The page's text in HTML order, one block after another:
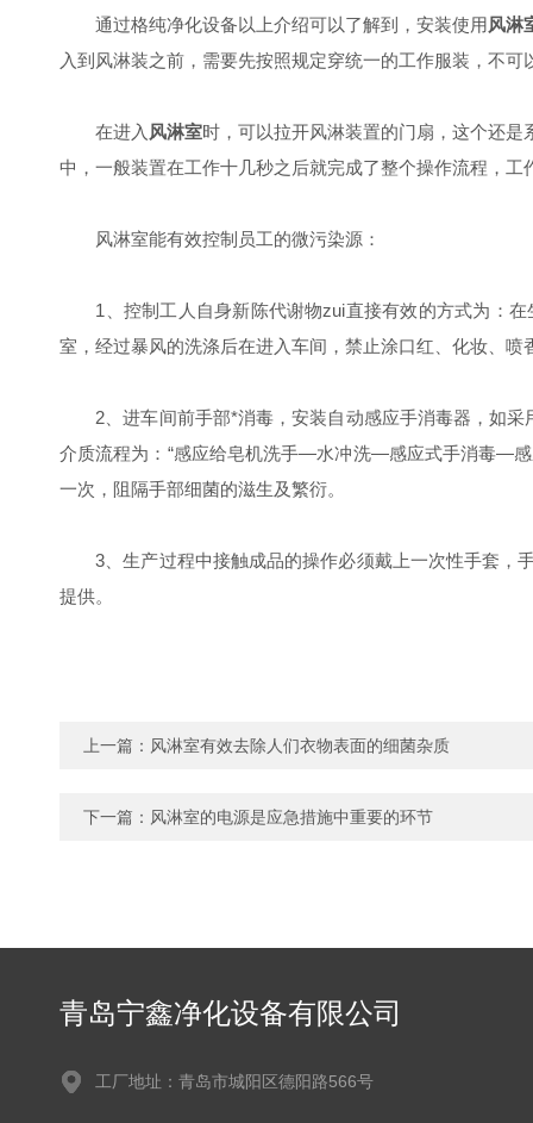
通过格纯净化设备以上介绍可以了解到，安装使用 风淋
入到风淋装之前，需要先按照规定穿统一的工作服装，不
在进入 风淋室时，可以拉开风淋装置的门扇，这个还
中，一般装置在工作十几秒之后就完成了整个操作流程，
风淋室能有效控制员工的微污染源：
1、控制工人自身新陈代谢物zui直接有效的方式为：在
室，经过暴风的洗涤后在进入车间，禁止涂口红、化妆、
2、进车间前手部*消毒，安装自动感应手消毒器，如采
介质流程为：“感应给皂机洗手—水冲洗—感应式手消毒—感
一次，阻隔手部细菌的滋生及繁衍。
3、生产过程中接触成品的操作必须戴上一次性手套，手
提供。
上一篇： 风淋室有效去除人们衣物表面的细菌杂质
下一篇： 风淋室的电源是应急措施中重要的环节
青岛宁鑫净化设备有限公司
工厂地址：青岛市城阳区德阳路566号